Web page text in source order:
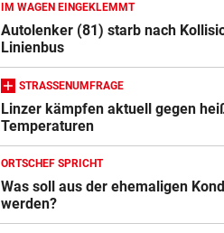
IM WAGEN EINGEKLEMMT
Autolenker (81) starb nach
Linienbus
STRASSENUMFRAGE
Linzer kämpfen aktuell gegen
Temperaturen
ORTSCHEF SPRICHT
Was soll aus der ehemaligen
werden?